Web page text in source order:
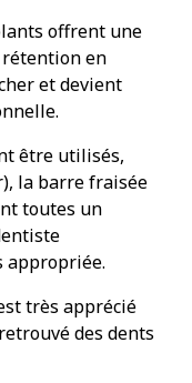
offrent une
en
et devient
être utilisés,
la barre fraisée
toutes un
appropriée.
très apprécié
des dents